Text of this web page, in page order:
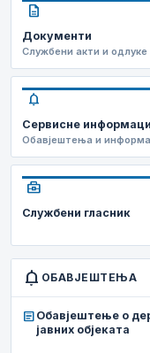
description
Документи
Службени акти и одлуке
notifications
Сервисне
Обавјештења и
business_center
Службени гласник
notifications ОБАВЈЕШТЕЊА
article Обавјештење о
јавних објеката